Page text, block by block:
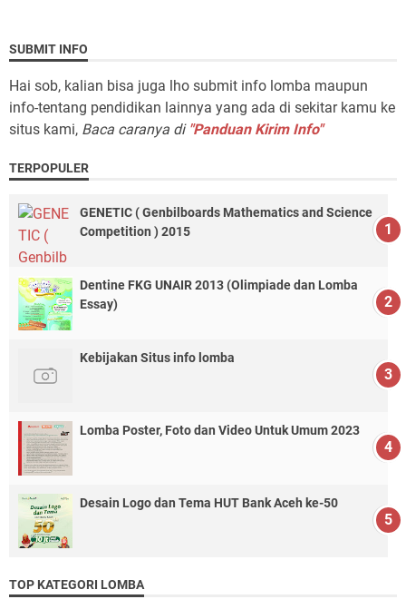
SUBMIT INFO
Hai sob, kalian bisa juga lho submit info lomba maupun
info-tentang pendidikan lainnya yang ada di sekitar kamu ke
situs kami, Baca caranya di "Panduan Kirim Info"
TERPOPULER
GENETIC ( Genbilboards Mathematics and Science
Competition ) 2015
Dentine FKG UNAIR 2013 (Olimpiade dan Lomba
Essay)
Kebijakan Situs info lomba
Lomba Poster, Foto dan Video Untuk Umum 2023
Desain Logo dan Tema HUT Bank Aceh ke-50
TOP KATEGORI LOMBA